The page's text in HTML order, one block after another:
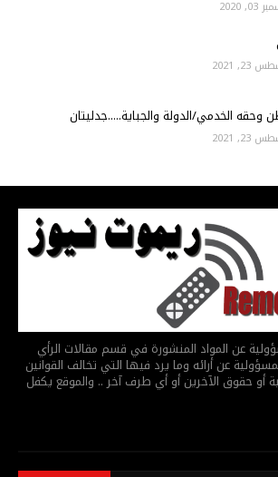
2020
2021
وحقه الخدمي/الدولة والجباية.....جدليتان
2021
عن المواد المنشورة في قسم مقالات الرأي
عن أرائه وما يرد فيها التي تخالف القوانين
أو حقوق الآخرين أو أي طرف آخر .. والموقع يكفل